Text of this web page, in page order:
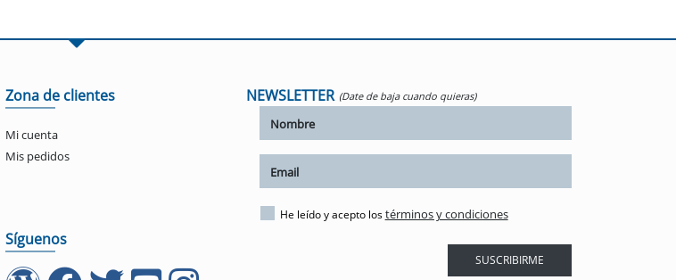
Zona de clientes
Mi cuenta
Mis pedidos
Síguenos
NEWSLETTER (Date de baja cuando quieras)
He leído y acepto lostérminos y condiciones
SUSCRIBIRME